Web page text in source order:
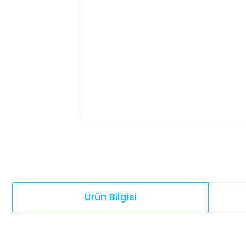
Ürün Bilgisi